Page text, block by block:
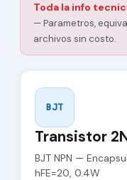
Toda la info
— Parametros,
archivos sin costo.
BJT
Transistor
BJT NPN —
hFE=20, 0.4W